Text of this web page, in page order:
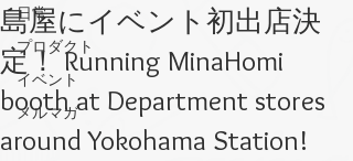
日常
プロダクト
イベント
メルマガ
島屋にイベント初出店決
定！ Running MinaHomi
booth at Department stores
around Yokohama Station!